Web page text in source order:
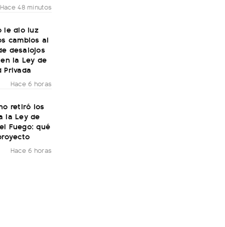
Hace 48 minutos
le dio luz
cambios al
desalojos
la Ley de
Privada
Hace 6 horas
retiró los
la Ley de
Fuego: qué
Hace 6 horas